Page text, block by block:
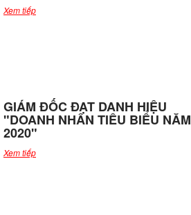
Xem tiếp
GIÁM ĐỐC ĐẠT DANH HIỆU
"DOANH NHÂN TIÊU BIỂU NĂM
2020"
Xem tiếp